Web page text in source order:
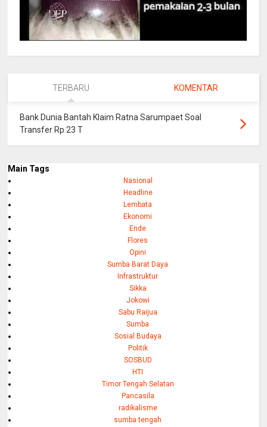
TERBARU KOMENTAR
Bank Dunia Bantah Klaim Ratna Sarumpaet Soal
Transfer Rp 23 T
Main Tags
Nasional
Headline
Lembata
Ekonomi
Ende
Flores
Opini
Sumba Barat Daya
Infrastruktur
Sikka
Jokowi
Sabu Raijua
Sumba
Sosial Budaya
Politik
SOSBUD
HTI
Timor Tengah Selatan
Pancasila
radikalisme
sumba tengah